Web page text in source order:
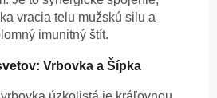
vracia telu mužskú silu a
imunitný štít.
Vrbovka a Šípka